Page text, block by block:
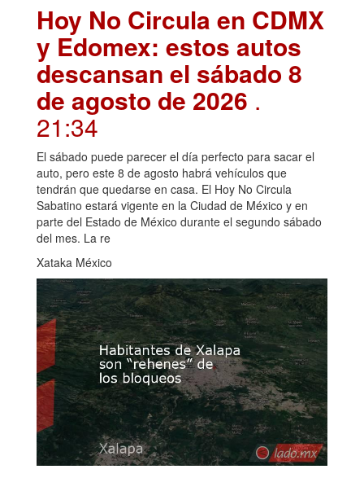
Hoy No Circula en CDMX
y Edomex: estos autos
descansan el sábado 8
de agosto de 2026 .
21:34
El sábado puede parecer el día perfecto para sacar el
auto, pero este 8 de agosto habrá vehículos que
tendrán que quedarse en casa. El Hoy No Circula
Sabatino estará vigente en la Ciudad de México y en
parte del Estado de México durante el segundo sábado
del mes. La re
Xataka México